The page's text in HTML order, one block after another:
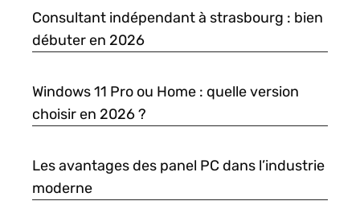
Consultant indépendant à strasbourg : bien
débuter en 2026
Windows 11 Pro ou Home : quelle version
choisir en 2026 ?
Les avantages des panel PC dans l’industrie
moderne